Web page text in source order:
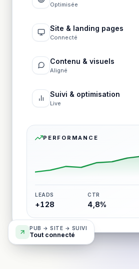
Optimisée
Site & landing pages
Connecté
Contenu & visuels
Aligné
Suivi & optimisation
Live
PERFORMANCE
LEADS
+128
CTR
4,8%
PUB → SITE → SUIVI
Tout connecté